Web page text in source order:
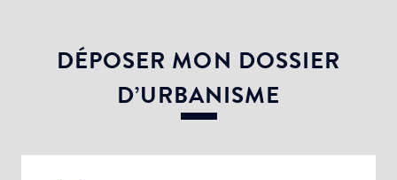
LA VILLE
DÉMOCRATIE
PARTICIPATIVE
DÉPOSER MON DOSSIER
D’URBANISME